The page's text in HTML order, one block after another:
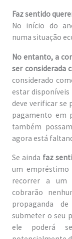
Faz sentido
No início do
numa situação
No entanto, a
ser considerada
considerado
estar
deve verificar se
pagamento em
também
agora está
Se ainda faz
um empréstimo
recorrer a um
cobrarão
propaganda
submeter o seu
ele poderá